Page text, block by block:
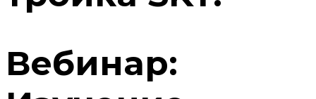
Вебинар: